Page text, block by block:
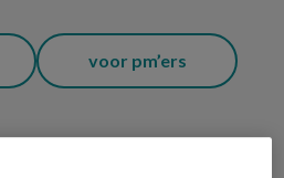
voor pm’ers